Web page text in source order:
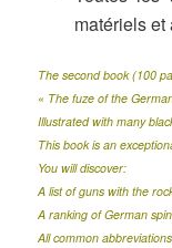
matériels
The second book (100
« The fuze of the
Illustrated with many
This book is an
You will discover:
A list of guns with the
A ranking of German
All common